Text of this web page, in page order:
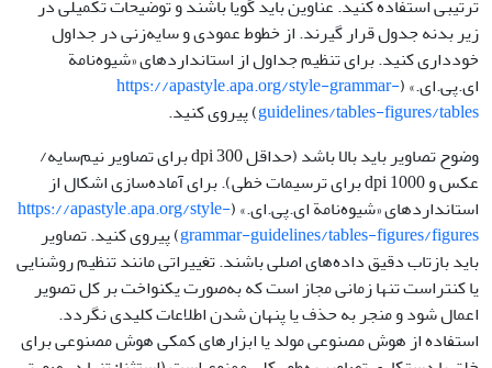
ترتیبی استفاده کنید. عناوین باید گویا باشند و توضیحات تکمیلی در
زیر بدنه جدول قرار گیرند. از خطوط عمودی و سایه‌زنی در جداول
خودداری کنید. برای تنظیم جداول از استانداردهای «شیوه‌نامة
ای.پی.ای.» (https://apastyle.apa.org/style-grammar-
guidelines/tables-figures/tables) پیروی کنید.
وضوح تصاویر باید بالا باشد (حداقل 300 dpi برای تصاویر نیم‌سایه/
عکس و 1000 dpi برای ترسیمات خطی). برای آماده‌سازی اشکال از
استانداردهای «شیوه‌نامة ای.پی.ای.» (https://apastyle.apa.org/style-
grammar-guidelines/tables-figures/figures) پیروی کنید. تصاویر
باید بازتاب دقیق داده‌های اصلی باشند. تغییراتی مانند تنظیم روشنایی
یا کنتراست تنها زمانی مجاز است که به‌صورت یکنواخت بر کل تصویر
اعمال شود و منجر به حذف یا پنهان شدن اطلاعات کلیدی نگردد.
استفاده از هوش مصنوعی مولد یا ابزارهای کمکی هوش مصنوعی برای